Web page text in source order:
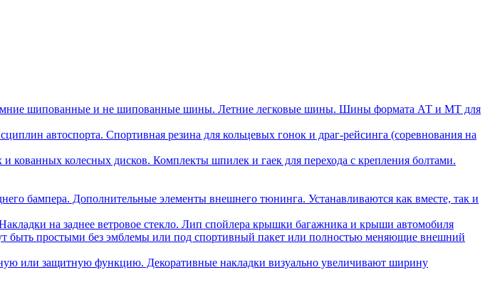
шипованные и не шипованные шины. Летние легковые шины. Шины формата АТ и МТ для
автоспорта. Спортивная резина для кольцевых гонок и драг-рейсинга (соревнования на
кованных колесных дисков. Комплекты шпилек и гаек для перехода с крепления болтами.
бампера. Дополнительные элементы внешнего тюнинга. Устанавливаются как вместе, так и
на заднее ветровое стекло. Лип спойлера крышки багажника и крыши автомобиля
быть простыми без эмблемы или под спортивный пакет или полностью меняющие внешний
или защитную функцию. Декоративные накладки визуально увеличивают ширину